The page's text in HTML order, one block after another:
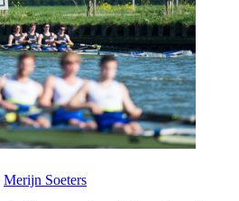
Merijn Soeters